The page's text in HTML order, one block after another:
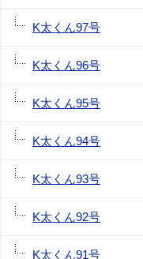
K太くん97号
K太くん96号
K太くん95号
K太くん94号
K太くん93号
K太くん92号
K太くん91号